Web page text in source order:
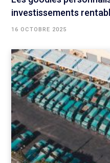
investissements
16 OCTOBRE 2025